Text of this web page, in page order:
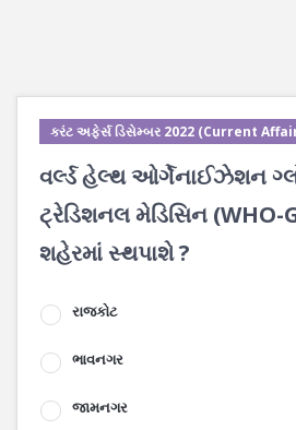
કરંટ અફેર્સ ડિસેમ્બર 2022 (Current
વર્લ્ડ હેલ્થ ઓર્ગેનાઈઝેશન
ટ્રેડિશનલ મેડિસિન (WHO-
શહેરમાં સ્થપાશે ?
રાજકોટ
ભાવનગર
જામનગર